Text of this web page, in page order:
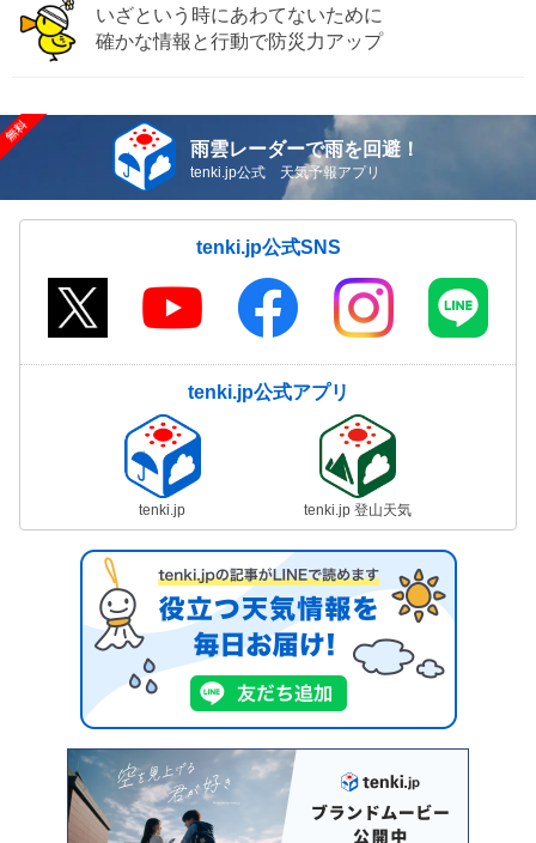
いざという時にあわてないために
確かな情報と行動で防災力アップ
雨雲レーダーで雨を回避！
tenki.jp公式 天気予報アプリ
tenki.jp公式SNS
tenki.jp公式アプリ
tenki.jp tenki.jp 登山天気